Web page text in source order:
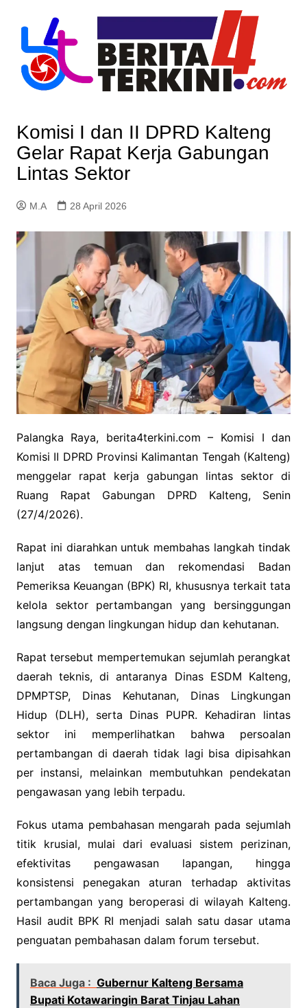
content
Komisi I dan II DPRD Kalteng
Gelar Rapat Kerja Gabungan
Lintas Sektor
M.A 28 April 2026
Palangka Raya, berita4terkini.com – Komisi I dan
Komisi II DPRD Provinsi Kalimantan Tengah (Kalteng)
menggelar rapat kerja gabungan lintas sektor di
Ruang Rapat Gabungan DPRD Kalteng, Senin
(27/4/2026).
Rapat ini diarahkan untuk membahas langkah tindak
lanjut atas temuan dan rekomendasi Badan
Pemeriksa Keuangan (BPK) RI, khususnya terkait tata
kelola sektor pertambangan yang bersinggungan
langsung dengan lingkungan hidup dan kehutanan.
Rapat tersebut mempertemukan sejumlah perangkat
daerah teknis, di antaranya Dinas ESDM Kalteng,
DPMPTSP, Dinas Kehutanan, Dinas Lingkungan
Hidup (DLH), serta Dinas PUPR. Kehadiran lintas
sektor ini memperlihatkan bahwa persoalan
pertambangan di daerah tidak lagi bisa dipisahkan
per instansi, melainkan membutuhkan pendekatan
pengawasan yang lebih terpadu.
Fokus utama pembahasan mengarah pada sejumlah
titik krusial, mulai dari evaluasi sistem perizinan,
efektivitas pengawasan lapangan, hingga
konsistensi penegakan aturan terhadap aktivitas
pertambangan yang beroperasi di wilayah Kalteng.
Hasil audit BPK RI menjadi salah satu dasar utama
penguatan pembahasan dalam forum tersebut.
Baca Juga : Gubernur Kalteng Bersama
Bupati Kotawaringin Barat Tinjau Lahan